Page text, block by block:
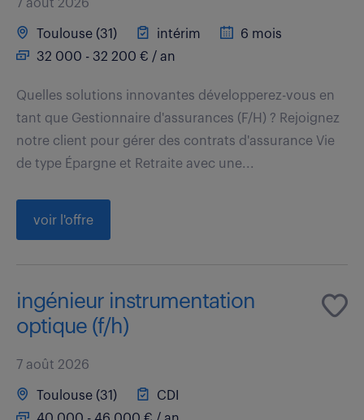
7 août 2026
Toulouse (31) intérim
6 mois
32 000 - 32 200 € / an
Quelles solutions innovantes développerez-vous en
tant que Gestionnaire d'assurances (F/H) ? Rejoignez
notre client pour gérer des contrats d'assurance Vie
de type Épargne et Retraite avec une...
voir l'offre
ingénieur instrumentation
optique (f/h)
7 août 2026
Toulouse (31)
CDI